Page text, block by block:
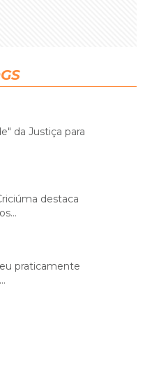
da Justiça para
destaca
praticamente